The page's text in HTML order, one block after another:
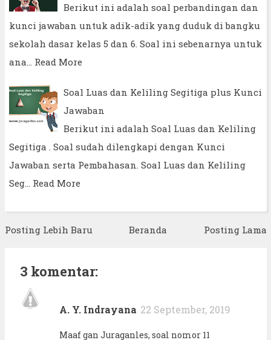
Berikut ini adalah soal perbandingan dan
kunci jawaban untuk adik-adik yang duduk di bangku
sekolah dasar kelas 5 dan 6. Soal ini sebenarnya untuk
ana…
Read More
Soal Luas dan Keliling Segitiga plus Kunci
Jawaban
Berikut ini adalah Soal Luas dan Keliling
Segitiga . Soal sudah dilengkapi dengan Kunci
Jawaban serta Pembahasan. Soal Luas dan Keliling
Seg…
Read More
Posting Lebih Baru Posting Lama
Beranda
3 komentar:
A. Y. Indrayana 22 September, 2019
Maaf gan Juraganles, soal nomor 11